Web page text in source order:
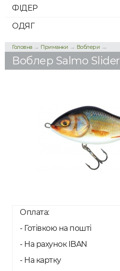
ФІДЕР
ОДЯГ
Головна→ Приманки → Воблери →
Воблер Salmo Slider
Оплата:
- Готівкою на пошті
- На рахунок IBAN
- На картку